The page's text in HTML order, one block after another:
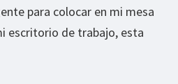
para colocar en mi mesa
escritorio de trabajo, esta